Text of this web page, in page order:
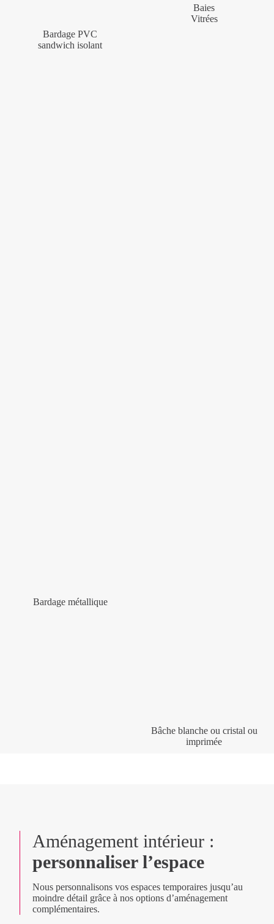
Bardage PVC
sandwich isolant
Baies
Vitrées
Bardage métallique
Bâche blanche ou cristal ou
imprimée
Aménagement intérieur :
personnaliser l’espace
Nous personnalisons vos espaces temporaires jusqu’au
moindre détail grâce à nos options d’aménagement
complémentaires.